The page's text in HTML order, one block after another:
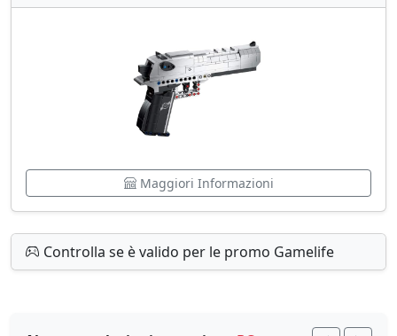
Maggiori Informazioni
Controlla se è valido per le promo Gamelife